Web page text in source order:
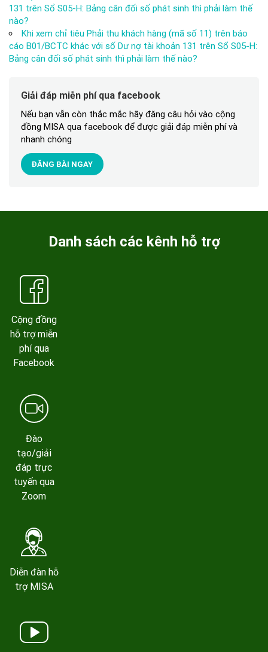
131 trên Sổ S05-H: Bảng cân đối số phát sinh thì phải làm thế
nào?
Khi xem chỉ tiêu Phải thu khách hàng (mã số 11) trên báo
cáo B01/BCTC khác với số Dư nợ tài khoản 131 trên Sổ S05-H:
Bảng cân đối số phát sinh thì phải làm thế nào?
Giải đáp miễn phí qua facebook
Nếu bạn vẫn còn thắc mắc hãy đăng câu hỏi vào cộng
đồng MISA qua facebook để được giải đáp miễn phí và
nhanh chóng
ĐĂNG BÀI NGAY
Danh sách các kênh hỗ trợ
Cộng đồng
hỗ trợ miễn
phí qua
Facebook
Đào
tạo/giải
đáp trực
tuyến qua
Zoom
Diễn đàn hỗ
trợ MISA